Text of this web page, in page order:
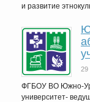
и развитие
29
ФГБОУ ВО Южно-
университет-